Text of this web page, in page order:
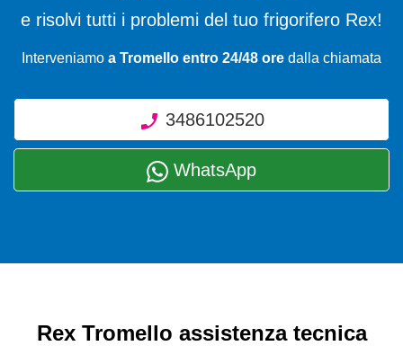
e risolvi tutti i problemi del tuo frigorifero Rex!
Interveniamo a Tromello entro 24/48 ore dalla chiamata
3486102520
WhatsApp
Rex Tromello assistenza tecnica